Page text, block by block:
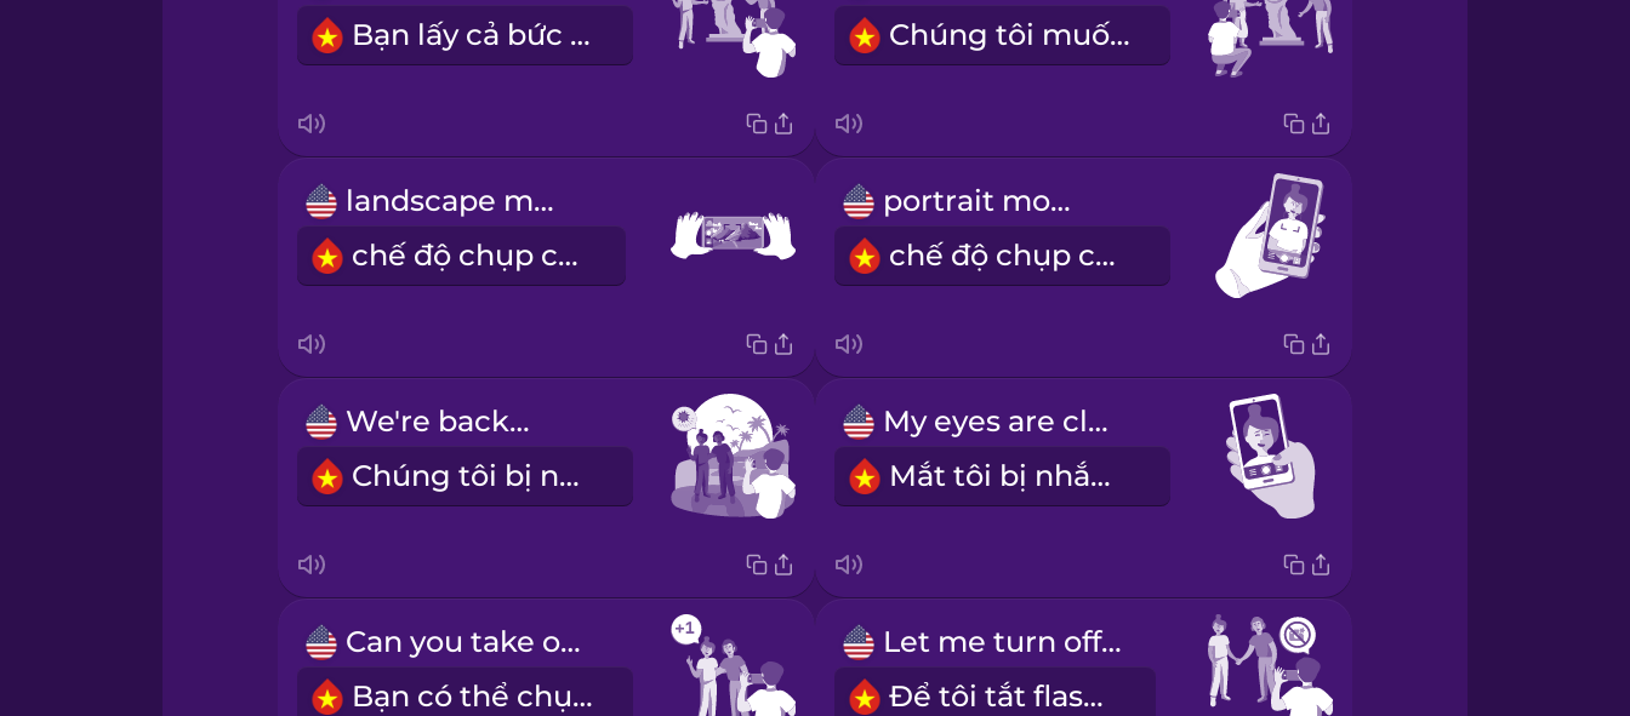
Italian
Korean
Mandarin Chinese
Māori
Norwegian
Polish
Bạn lấy cả bức tượng đằng sau chúng tôi được không?
Chúng tôi muốn chụp từ góc này nhé.
landscape mode
chế độ chụp cảnh
portrait mode
chế độ chụp chân dung
We're backlit.
Chúng tôi bị ngược sáng.
My eyes are closed.
Mắt tôi bị nhắm rồi.
Can you take one more photo?
Bạn có thể chụp thêm một kiểu được không?
Let me turn off the flash.
Để tôi tắt flash đi.